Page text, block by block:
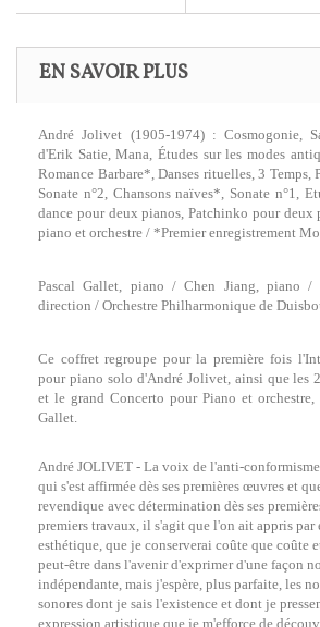
EN SAVOIR PLUS
André Jolivet (1905-1974) : Cosmogonie,
d'Erik Satie, Mana, Études sur les modes
Romance Barbare*, Danses rituelles, 3 Temps,
Sonate n°2, Chansons naïves*, Sonate n°1,
dance pour deux pianos, Patchinko pour deux
piano et orchestre / *Premier enregistrement
Pascal Gallet, piano / Chen Jiang, piano /
direction / Orchestre Philharmonique de
Ce coffret regroupe pour la première fois
pour piano solo d'André Jolivet, ainsi que les
et le grand Concerto pour Piano et orchestre,
Gallet.
André JOLIVET - La voix de l'anti-
qui s'est affirmée dès ses premières œuvres et
revendique avec détermination dès ses
premiers travaux, il s'agit que l'on ait appris par
esthétique, que je conserverai coûte que coûte
peut-être dans l'avenir d'exprimer d'une façon
indépendante, mais j'espère, plus parfaite, les
sonores dont je sais l'existence et dont je
expression artistique que je m'efforce de